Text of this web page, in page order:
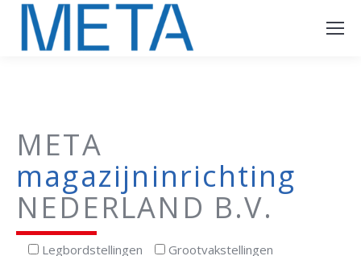
META
magazijninrichting
NEDERLAND B.V.
Legbordstellingen
Grootvakstellingen